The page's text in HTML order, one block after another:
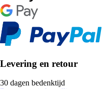
Levering en retour
30 dagen bedenktijd